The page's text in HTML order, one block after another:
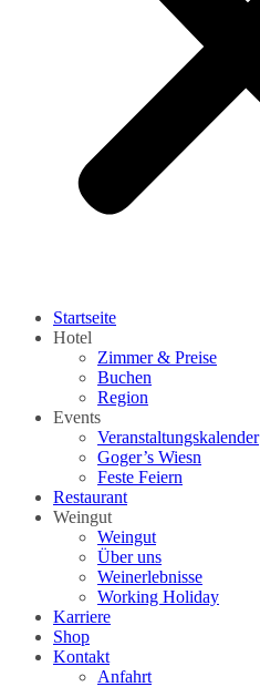
Startseite
Hotel
Zimmer & Preise
Buchen
Region
Events
Veranstaltungskalender
Goger’s Wiesn
Feste Feiern
Restaurant
Weingut
Weingut
Über uns
Weinerlebnisse
Working Holiday
Karriere
Shop
Kontakt
Anfahrt